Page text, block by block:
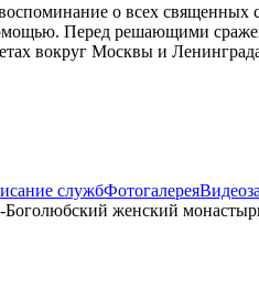
о всех
Перед решающими
вокруг Москвы и
службФотогалерея
женский